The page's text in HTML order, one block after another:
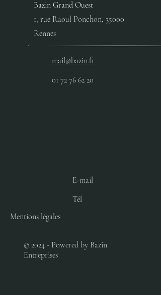
Bazin Grand Ouest
1, rue Raoul Ponchon, 35000
Rennes
mail@bazin.fr
01 72 76 62 20
E-mail
Tél
Mentions légales
© 2024 - Powered by Bazin
Entreprises